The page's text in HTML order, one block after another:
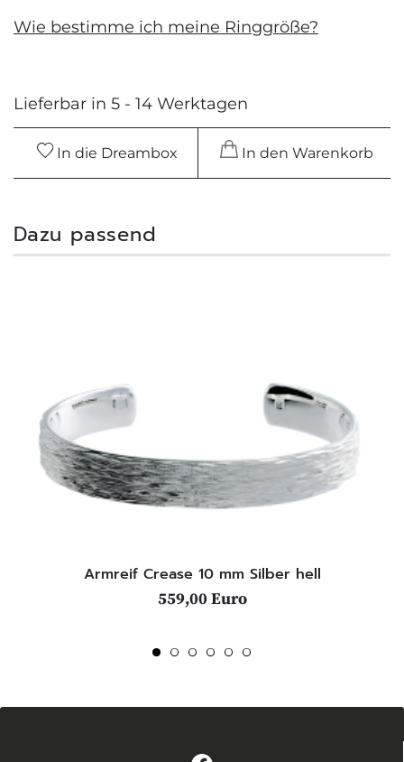
Wie bestimme ich meine Ringgröße?
Lieferbar in 5 - 14 Werktagen
In die Dreambox In den Warenkorb
Dazu passend
Armreif Crease 10 mm Silber hell
559,00 Euro